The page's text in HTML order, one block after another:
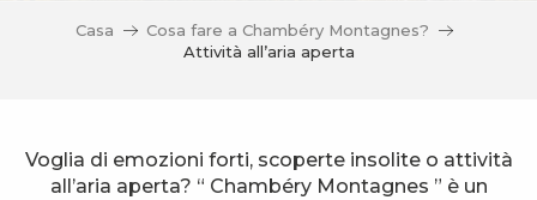
Casa
Cosa fare a Chambéry Montagnes?
Attività all’aria aperta
Voglia di emozioni forti, scoperte insolite o attività
all’aria aperta? “ Chambéry Montagnes ” è un